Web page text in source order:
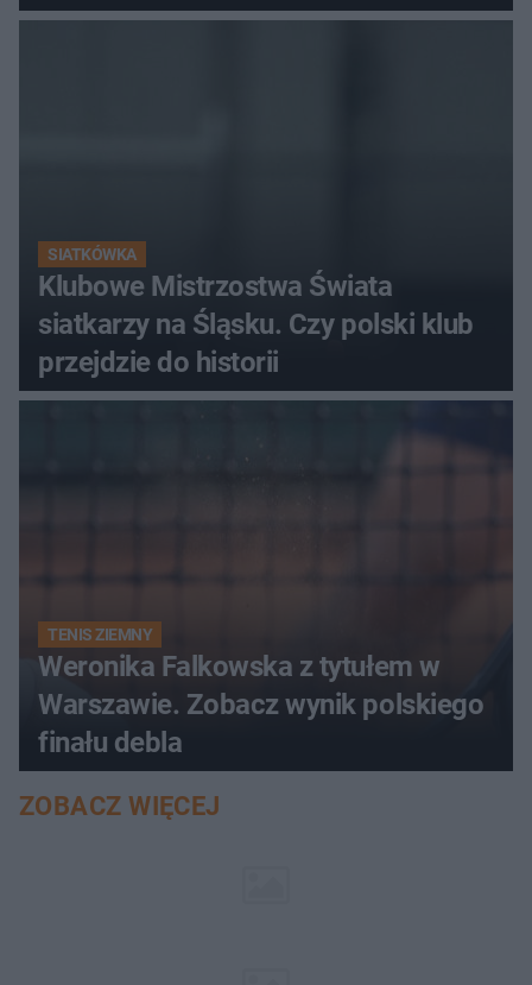
SIATKÓWKA
Klubowe Mistrzostwa Świata
siatkarzy na Śląsku. Czy polski klub
przejdzie do historii
TENIS ZIEMNY
Weronika Falkowska z tytułem w
Warszawie. Zobacz wynik polskiego
finału debla
ZOBACZ WIĘCEJ